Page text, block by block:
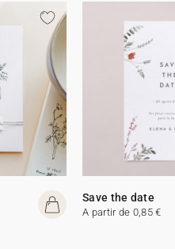
Save the date
A partir de 0,85 €